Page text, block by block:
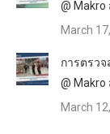
@
March
การตรว
@
March